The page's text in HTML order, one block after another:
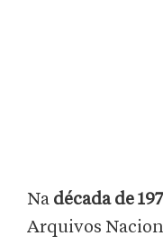
Na década de
Arquivos